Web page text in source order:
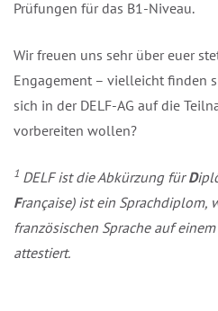
Prüfungen für das B1-Niveau.
Wir freuen uns sehr über euer
Engagement – vielleicht finden
sich in der DELF-AG auf die
vorbereiten wollen?
1 DELF ist die Abkürzung fürD
Française) ist ein Sprachdiplom,
französischen Sprache auf
attestiert.